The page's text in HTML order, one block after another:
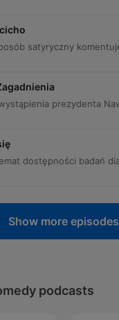
Show more episodes
podcasts